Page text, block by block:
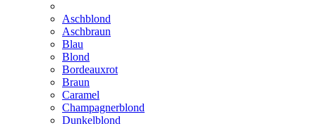
Aschblond
Aschbraun
Blau
Blond
Bordeauxrot
Braun
Caramel
Champagnerblond
Dunkelblond